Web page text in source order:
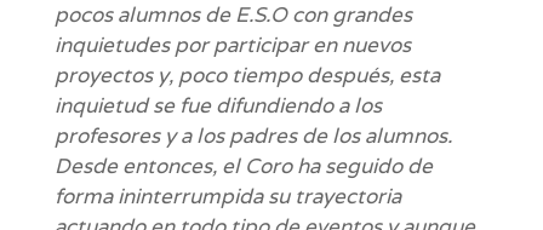
pocos alumnos de E.S.O con grandes
inquietudes por participar en nuevos
proyectos y, poco tiempo después, esta
inquietud se fue difundiendo a los
profesores y a los padres de los alumnos.
Desde entonces, el Coro ha seguido de
forma ininterrumpida su trayectoria